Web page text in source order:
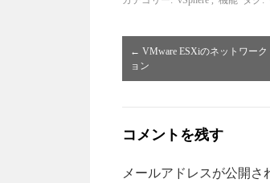
← VMware ESXiのネットワー
ョン
コメントを残す
メールアドレスが公開さ